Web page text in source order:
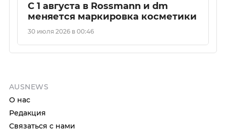
С 1 августа в Rossmann и dm
меняется маркировка косметики
30 июля 2026 в 00:46
AUSNEWS
О нас
Редакция
Связаться с нами